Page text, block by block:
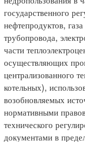
государственного
нефтепродуктов,
трубопровода,
части
осуществляющих
централизованного
котельных),
возобновляемых
нормативными
технического
документами в